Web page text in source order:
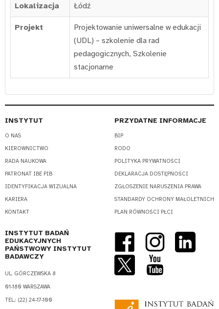
Lokalizacja Łódź
Projekt
Projektowanie uniwersalne w edukacji
(UDL) – szkolenie dla rad
pedagogicznych, Szkolenie
stacjonarne
INSTYTUT
O NAS
KIEROWNICTWO
RADA NAUKOWA
PATRONAT IBE PIB
IDENTYFIKACJA WIZUALNA
KARIERA
KONTAKT
PRZYDATNE INFORMACJE
BIP
RODO
POLITYKA PRYWATNOŚCI
DEKLARACJA DOSTĘPNOŚCI
ZGŁOSZENIE NARUSZENIA PRAWA
STANDARDY OCHRONY MAŁOLETNICH
PLAN RÓWNOŚCI PŁCI
INSTYTUT BADAŃ
EDUKACYJNYCH
PAŃSTWOWY INSTYTUT
BADAWCZY
UL. GÓRCZEWSKA 8
01-180 WARSZAWA
TEL.: (22) 24-17-100